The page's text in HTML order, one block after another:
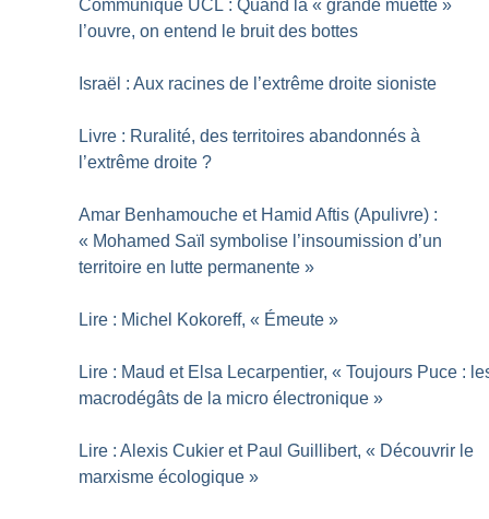
Communiqué UCL : Quand la « grande muette »
l’ouvre, on entend le bruit des bottes
Israël : Aux racines de l’extrême droite sioniste
Livre : Ruralité, des territoires abandonnés à
l’extrême droite ?
Amar Benhamouche et Hamid Aftis (Apulivre) :
« Mohamed Saïl symbolise l’insoumission d’un
territoire en lutte permanente »
Lire : Michel Kokoreff, « Émeute »
Lire : Maud et Elsa Lecarpentier, « Toujours Puce :
macrodégâts de la micro électronique »
Lire : Alexis Cukier et Paul Guillibert, « Découvrir le
marxisme écologique »